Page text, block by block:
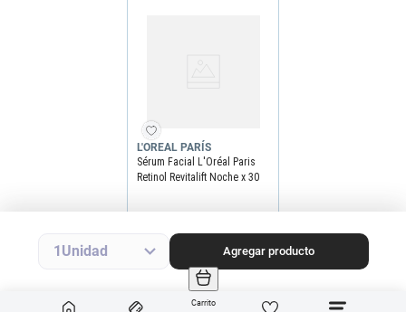
Carrito
1 Agregar producto
L'OREAL PARÍS
Sérum Facial L'Oréal Paris
Retinol Revitalift Noche x 30
Precio sin impuestos nacionales
Agregar producto